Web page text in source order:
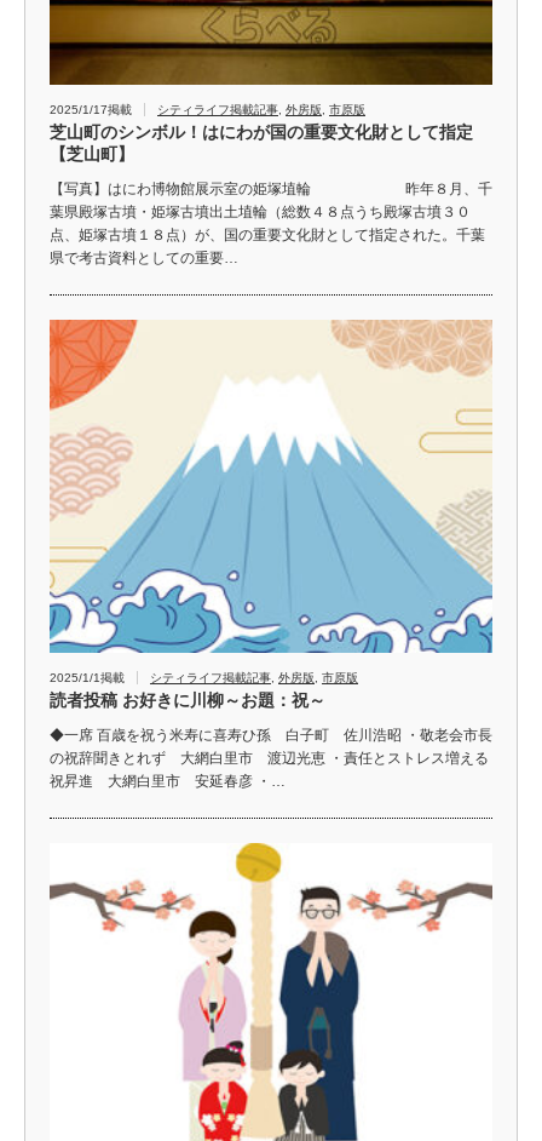
2025/1/17掲載 シティライフ掲載記事 外房版 市原版
芝山町のシンボル！はにわが国の重要文化財として指定
【芝山町】
【写真】はにわ博物館展示室の姫塚埴輪 昨年８月、千
葉県殿塚古墳・姫塚古墳出土埴輪（総数４８点うち殿塚古墳３０
点、姫塚古墳１８点）が、国の重要文化財として指定された。千葉
県で考古資料としての重要…
2025/1/1掲載 シティライフ掲載記事 外房版 市原版
読者投稿 お好きに川柳～お題：祝～
◆一席 百歳を祝う米寿に喜寿ひ孫 白子町 佐川浩昭 ・敬老会市長
の祝辞聞きとれず 大網白里市 渡辺光恵 ・責任とストレス増える
祝昇進 大網白里市 安延春彦 ・…